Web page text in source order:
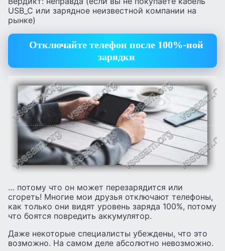
USB_C или зарядное неизвестной компании на
рынке)
Отключайте телефон после 100%-ной
зарядки
… потому что он может перезарядится или
сгореть! Многие мои друзья отключают телефоны,
как только они видят уровень заряда 100%, потому
что боятся повредить аккумулятор.
Даже некоторые специалисты убеждены, что это
возможно. На самом деле абсолютно невозможно.